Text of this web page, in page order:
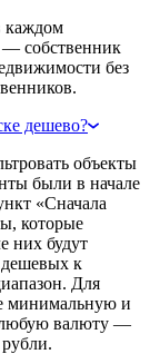
каждом
— собственник
без
дешево?
объекты
были в начале
«Сначала
которые
них будут
к
Для
минимальную и
любую валюту —